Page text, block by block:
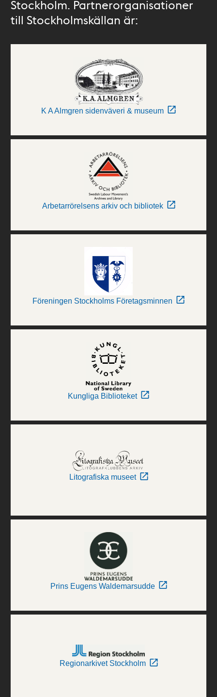
Stockholm. Partnerorganisationer
till Stockholmskällan är:
K A Almgren sidenväveri & museum
Arbetarrörelsens arkiv och bibliotek
Föreningen Stockholms Företagsminnen
Kungliga Biblioteket
Litografiska museet
Prins Eugens Waldemarsudde
Regionarkivet Stockholm